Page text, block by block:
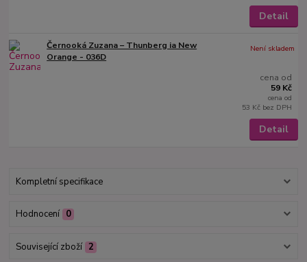
Detail
Černooká Zuzana – Thunberg ia New
Orange - 036D
cena od
59 Kč
cena od
53 Kč bez DPH
Není skladem
Detail
Kompletní specifikace
Hodnocení 0
Související zboží 2